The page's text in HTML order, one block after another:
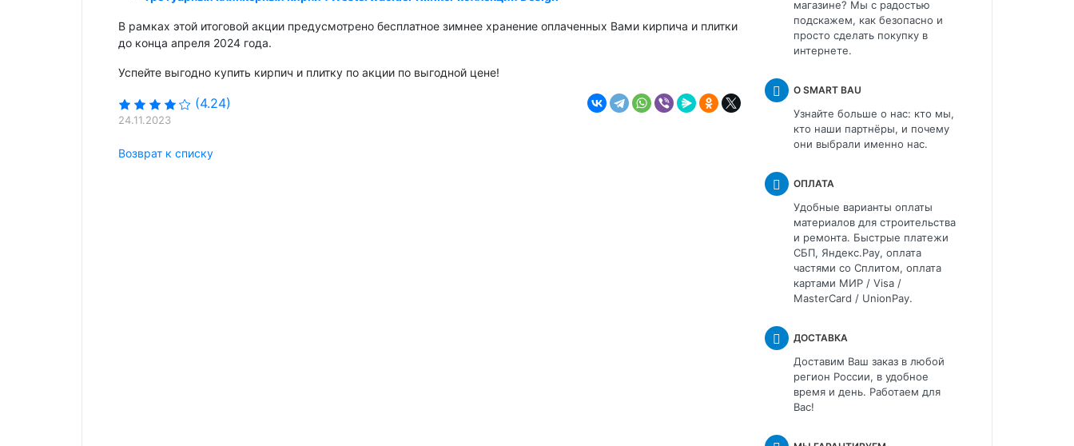
В рамках этой итоговой акции предусмотрено бесплатное зимнее хранение оплаченных Вами кирпича и плитки
до конца апреля 2024 года.
Успейте выгодно купить кирпич и плитку по акции по выгодной цене!
(4.24)
24.11.2023
Возврат к списку
магазине? Мы с радостью
подскажем, как безопасно и
просто сделать покупку в
интернете.
О SMART BAU
Узнайте больше о нас: кто мы,
кто наши партнёры, и почему
они выбрали именно нас.
ОПЛАТА
Удобные варианты оплаты
материалов для строительства
и ремонта. Быстрые платежи
СБП, Яндекс.Pay, оплата
частями со Сплитом, оплата
картами МИР / Visa /
MasterCard / UnionPay.
ДОСТАВКА
Доставим Ваш заказ в любой
регион России, в удобное
время и день. Работаем для
Вас!